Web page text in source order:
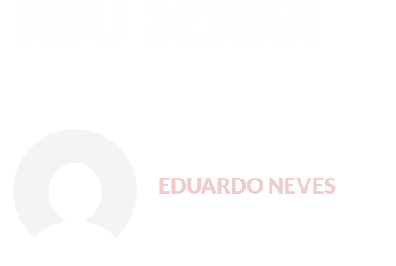
EDUARDO NEVES